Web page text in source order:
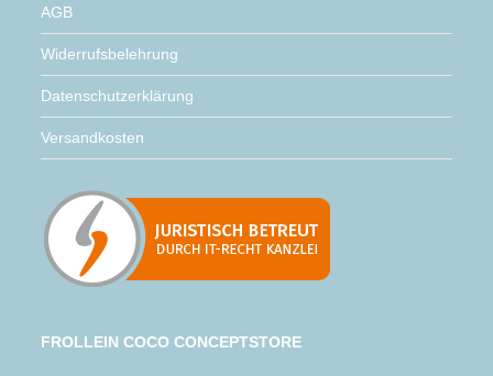
AGB
Widerrufsbelehrung
Datenschutzerklärung
Versandkosten
FROLLEIN COCO CONCEPTSTORE